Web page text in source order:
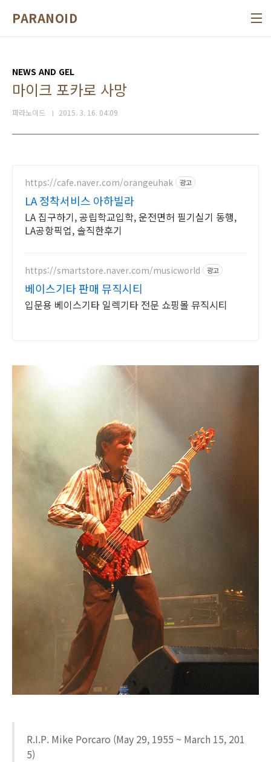
PARANOID
NEWS AND GEL
마이크 포카로 사망
파라노이드 2015. 3. 16. 04:09
https://cafe.naver.com/orangeuhak 광고
LA 정착서비스 아하빌라
LA 집구하기, 공립학교입학, 운전면허 필기실기 동행,
LA공항픽업, 솔직한후기
https://smartstore.naver.com/musicworld 광고
베이스기타 판매 뮤직시티
입문용 베이스기타 일렉기타 전문 쇼핑몰 뮤직시티
R.I.P. Mike Porcaro (May 29, 1955 ~ March 15, 201
5)